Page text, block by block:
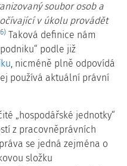
soubor osob a
v úkolu provádět
6) Taková definice nám
podle již
, nicméně plně odpovídá
používá aktuální právní
„hospodářské jednotky“
z pracovněprávních
se jedná zejména o
složku